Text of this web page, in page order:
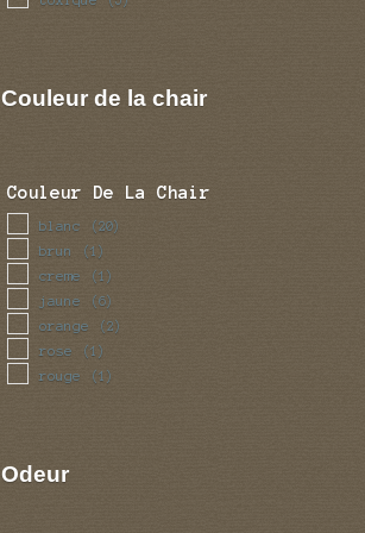
Couleur de la chair
Couleur De La Chair
blanc (20)
brun (1)
creme (1)
jaune (6)
orange (2)
rose (1)
rouge (1)
Odeur